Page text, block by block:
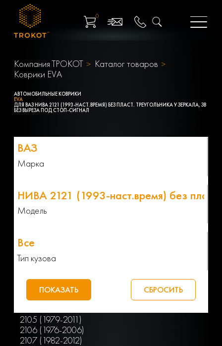
0
Компания ТРОКОТ
Каталог товаров
Коврики EVA
АВТОМОБИЛЬНЫЕ КОВРИКИ
EVA
ДЛЯ ВАЗ НИВА 2121 (1993-НАСТ.ВРЕМЯ) БЕЗ ПЛАСТ. ТРЕУГОЛЬНИКА У ЗЕРКАЛА, ЗВ
БЕЗ ВЫРЕЗА ПОД СТОП-СИГНАЛ
Марка
Модель
Тип кузова
2105 (1979-2011)
2106 (1976-2006)
2107 (1982-2012)